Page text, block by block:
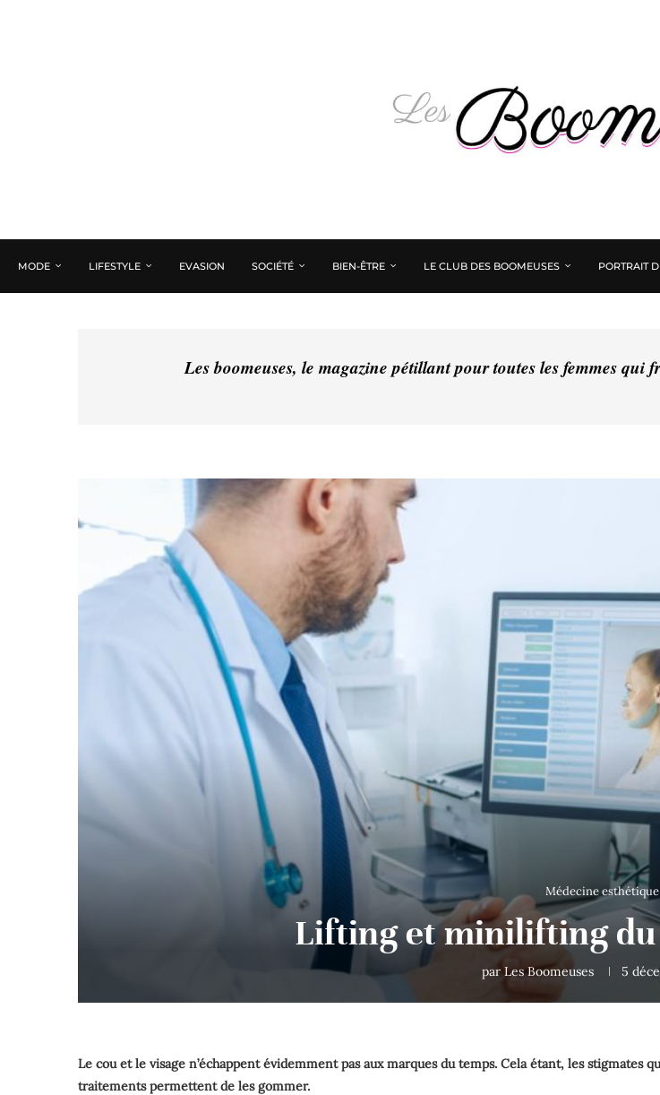
MODE LIFESTYLE EVASION SOCIÉTÉ BIEN-ÊTRE LE CLUB DES BOOMEUSES PORTRAIT
Les boomeuses, le magazine pétillant pour toutes les femmes
Médecine esthétique
Lifting et minilifting du
par Les Boomeuses 5
Le cou et le visage n’échappent évidemment pas aux marques du temps. Cela étant, les
traitements permettent de les gommer.